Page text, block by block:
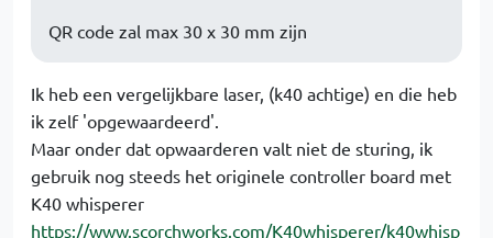
QR code zal max 30 x 30 mm zijn
Ik heb een vergelijkbare laser, (k40 achtige) en die heb
ik zelf 'opgewaardeerd'.
Maar onder dat opwaarderen valt niet de sturing, ik
gebruik nog steeds het originele controller board met
K40 whisperer
https://www.scorchworks.com/K40whisperer/k40whisp